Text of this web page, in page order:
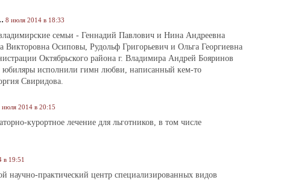
8 июля 2014 в 18:33
семьи - Геннадий Павлович и Нина Андреевна
Осиповы, Рудольф Григорьевич и Ольга Георгиевна
Октябрьского района г. Владимира Андрей Бояринов
юбиляры исполнили гимн любви, написанный кем-то
Свиридова.
июля 2014 в 20:15
курортное лечение для льготников, в том числе
в 19:51
научно-практический центр специализированных видов